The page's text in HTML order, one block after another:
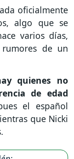
oficialmente
algo que se
varios días,
de un
quienes no
de edad
el español
que Nicki